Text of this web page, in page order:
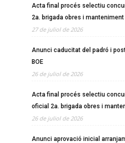
Acta final procés selectiu
2a. brigada obres i
27 de juliol de 2026
Anunci caducitat del padró i
BOE
26 de juliol de 2026
Acta final procés selectiu
oficial 2a. brigada obres i
26 de juliol de 2026
Anunci aprovació inicial